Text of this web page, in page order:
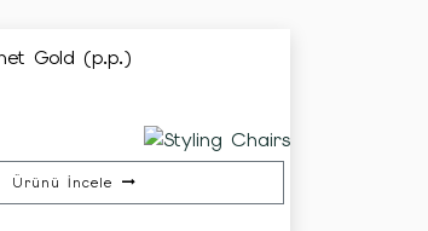
Gold (p.p.)
Ürünü İncele